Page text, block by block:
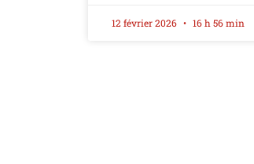
12 février 2026 16 h 56 min